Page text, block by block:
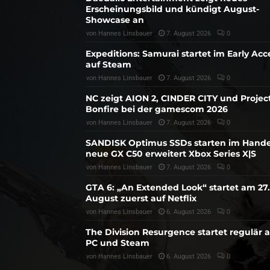
Erscheinungsbild und kündigt August-
Showcase an
von Hannes Linsbauer 7. August 2026 0
Expeditions: Samurai startet im Early
auf Steam
von Hannes Linsbauer 7. August 2026 0
NC zeigt AION 2, CINDER CITY und
Bonfire bei der gamescom 2026
von Hannes Linsbauer 7. August 2026 0
SANDISK Optimus SSDs starten im
neue GX C50 erweitert Xbox Series X|S
von Hannes Linsbauer 7. August 2026 0
GTA 6: „An Extended Look“ startet am 27.
August zuerst auf Netflix
von Hannes Linsbauer 6. August 2026 0
The Division Resurgence startet regulär
PC und Steam
von Hannes Linsbauer 6. August 2026 0